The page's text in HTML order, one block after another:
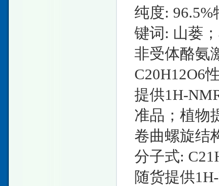
纯度:
键词: 山蒌
非受体酪氨
C20H12O6
提供1H-
准品；植物
卷曲螺旋结
分子式:
随货提供